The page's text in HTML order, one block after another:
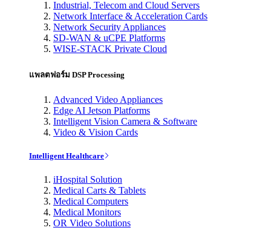
Industrial, Telecom and Cloud Servers
Network Interface & Acceleration Cards
Network Security Appliances
SD-WAN & uCPE Platforms
WISE-STACK Private Cloud
แพลตฟอร์ม DSP Processing
Advanced Video Appliances
Edge AI Jetson Platforms
Intelligent Vision Camera & Software
Video & Vision Cards
Intelligent Healthcare
iHospital Solution
Medical Carts & Tablets
Medical Computers
Medical Monitors
OR Video Solutions